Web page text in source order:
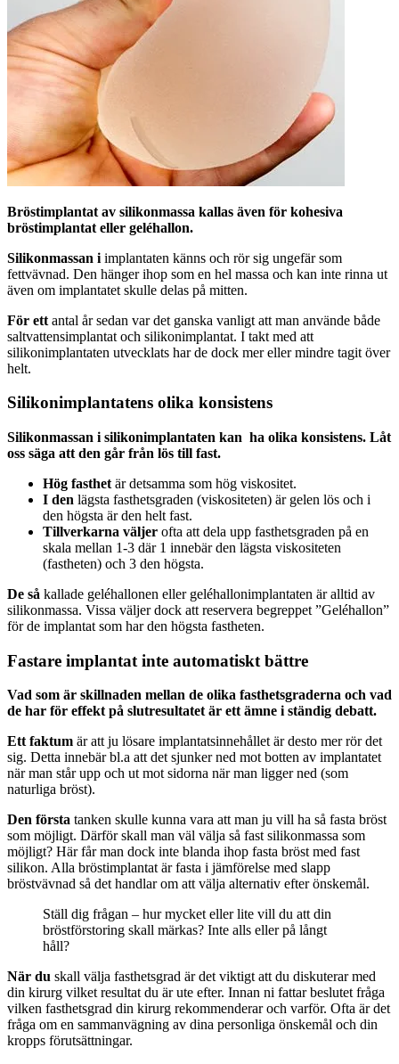
Bröstimplantat av silikonmassa kallas även för kohesiva
bröstimplantat eller geléhallon.
Silikonmassan i implantaten känns och rör sig ungefär som
fettvävnad. Den hänger ihop som en hel massa och kan inte rinna ut
även om implantatet skulle delas på mitten.
För ett antal år sedan var det ganska vanligt att man använde både
saltvattensimplantat och silikonimplantat. I takt med att
silikonimplantaten utvecklats har de dock mer eller mindre tagit över
helt.
Silikonimplantatens olika konsistens
Silikonmassan i silikonimplantaten kan ha olika konsistens. Låt
oss säga att den går från lös till fast.
Hög fasthet är detsamma som hög viskositet.
I den lägsta fasthetsgraden (viskositeten) är gelen lös och i
den högsta är den helt fast.
Tillverkarna väljer ofta att dela upp fasthetsgraden på en
skala mellan 1-3 där 1 innebär den lägsta viskositeten
(fastheten) och 3 den högsta.
De så kallade geléhallonen eller geléhallonimplantaten är alltid av
silikonmassa. Vissa väljer dock att reservera begreppet ”Geléhallon”
för de implantat som har den högsta fastheten.
Fastare implantat inte automatiskt bättre
Vad som är skillnaden mellan de olika fasthetsgraderna och vad
de har för effekt på slutresultatet är ett ämne i ständig debatt.
Ett faktum är att ju lösare implantatsinnehållet är desto mer rör det
sig. Detta innebär bl.a att det sjunker ned mot botten av implantatet
när man står upp och ut mot sidorna när man ligger ned (som
naturliga bröst).
Den första tanken skulle kunna vara att man ju vill ha så fasta bröst
som möjligt. Därför skall man väl välja så fast silikonmassa som
möjligt? Här får man dock inte blanda ihop fasta bröst med fast
silikon. Alla bröstimplantat är fasta i jämförelse med slapp
bröstvävnad så det handlar om att välja alternativ efter önskemål.
Ställ dig frågan – hur mycket eller lite vill du att din
bröstförstoring skall märkas? Inte alls eller på långt
håll?
När du skall välja fasthetsgrad är det viktigt att du diskuterar med
din kirurg vilket resultat du är ute efter. Innan ni fattar beslutet fråga
vilken fasthetsgrad din kirurg rekommenderar och varför. Ofta är det
fråga om en sammanvägning av dina personliga önskemål och din
kropps förutsättningar.